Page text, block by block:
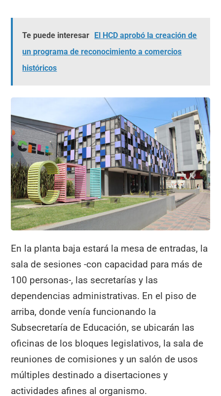
Te puede interesar El HCD aprobó la creación de
un programa de reconocimiento a comercios
históricos
En la planta baja estará la mesa de entradas, la
sala de sesiones -con capacidad para más de
100 personas-, las secretarías y las
dependencias administrativas. En el piso de
arriba, donde venía funcionando la
Subsecretaría de Educación, se ubicarán las
oficinas de los bloques legislativos, la sala de
reuniones de comisiones y un salón de usos
múltiples destinado a disertaciones y
actividades afines al organismo.